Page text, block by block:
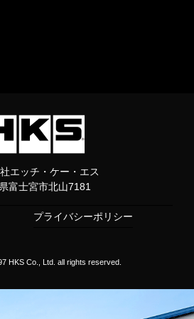
エッチ・ケー・エス
富士宮市北山7181
プライバシーポリシー
HKS Co., Ltd. all rights reserved.